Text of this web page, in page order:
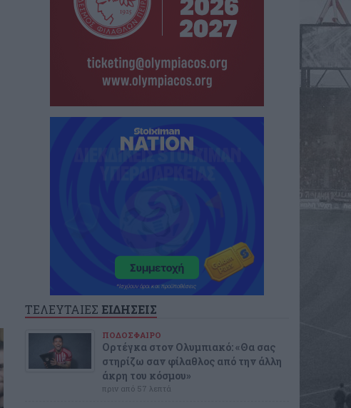
ΤΕΛΕΥΤΑΙΕΣ ΕΙΔΗΣΕΙΣ
ΠΟΔΟΣΦΑΙΡΟ
Ορτέγκα στον Ολυμπιακό: «Θα σας
στηρίζω σαν φίλαθλος από την άλλη
άκρη του κόσμου»
πριν από 57 λεπτά